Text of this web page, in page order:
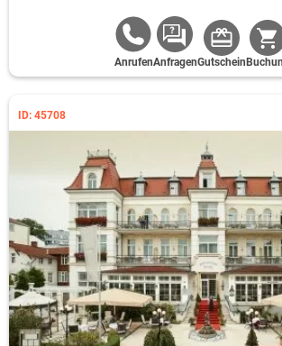
AnrufenAnfragenGutschein
ID: 45708